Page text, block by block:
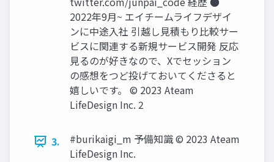
2022年9⽉~ エイチームライフデザイ
ンに中途⼊社 引越し⾒積もり⽐較サー
ビスに関連する新規サービス開発 反応
⾒るのが好きなので、Xでセッション
の感想をつど投げておいてくださると
嬉しいです。 © 2023 Ateam
LifeDesign Inc. 2
3.
#burikaigi_m 予備知識 © 2023 Ateam
LifeDesign Inc.